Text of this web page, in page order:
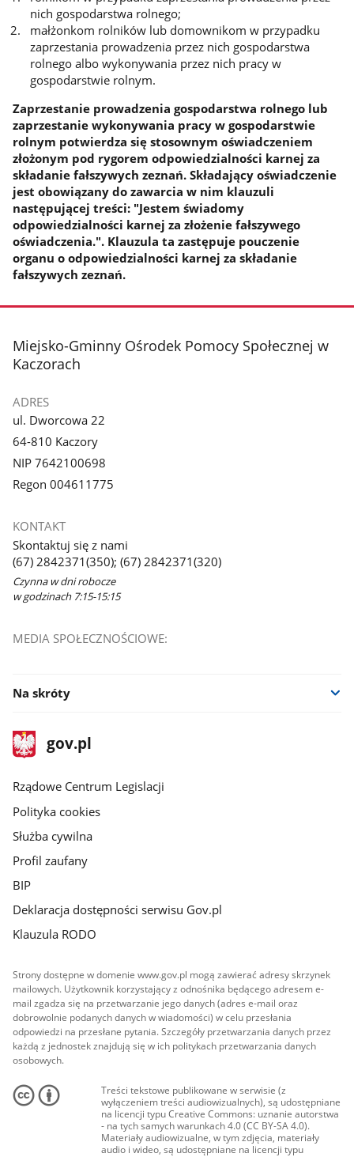
nich gospodarstwa rolnego;
małżonkom rolników lub domownikom w przypadku
zaprzestania prowadzenia przez nich gospodarstwa
rolnego albo wykonywania przez nich pracy w
gospodarstwie rolnym.
Zaprzestanie prowadzenia gospodarstwa rolnego lub
zaprzestanie wykonywania pracy w gospodarstwie
rolnym potwierdza się stosownym oświadczeniem
złożonym pod rygorem odpowiedzialności karnej za
składanie fałszywych zeznań. Składający oświadczenie
jest obowiązany do zawarcia w nim klauzuli
następującej treści: "Jestem świadomy
odpowiedzialności karnej za złożenie fałszywego
oświadczenia.". Klauzula ta zastępuje pouczenie
organu o odpowiedzialności karnej za składanie
fałszywych zeznań.
stopka
Miejsko-Gminny Ośrodek Pomocy Społecznej w
Kaczorach
ADRES
ul. Dworcowa 22
64-810 Kaczory
NIP 7642100698
Regon 004611775
KONTAKT
Skontaktuj się z nami
(67) 2842371(350); (67) 2842371(320)
Czynna w dni robocze
w godzinach 7:15-15:15
MEDIA SPOŁECZNOŚCIOWE:
Na skróty
stopka
gov.plStrona
gov.pl
Rządowe Centrum Legislacji
Polityka cookies
Służba cywilna
Profil zaufany
BIP
Deklaracja dostępności serwisu Gov.pl
Klauzula RODO
Strony dostępne w domenie www.gov.pl mogą zawierać adresy skrzynek
mailowych. Użytkownik korzystający z odnośnika będącego adresem e-
mail zgadza się na przetwarzanie jego danych (adres e-mail oraz
dobrowolnie podanych danych w wiadomości) w celu przesłania
odpowiedzi na przesłane pytania. Szczegóły przetwarzania danych przez
każdą z jednostek znajdują się w ich politykach przetwarzania danych
osobowych.
Treści tekstowe publikowane w serwisie (z
wyłączeniem treści audiowizualnych), są udostępniane
na licencji typu Creative Commons: uznanie autorstwa
- na tych samych warunkach 4.0 (CC BY-SA 4.0).
Materiały audiowizualne, w tym zdjęcia, materiały
audio i wideo, są udostępniane na licencji typu